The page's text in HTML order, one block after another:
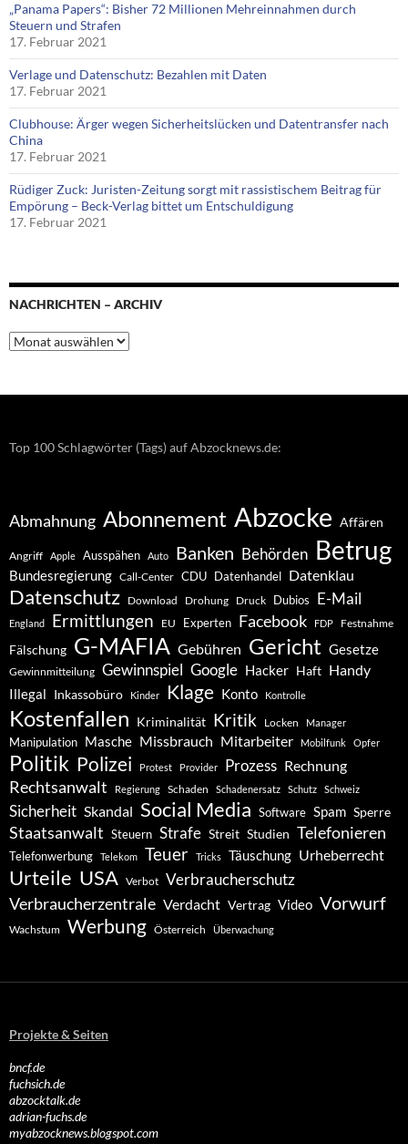
„Panama Papers“: Bisher 72 Millionen Mehreinnahmen durch
Steuern und Strafen
17. Februar 2021
Verlage und Datenschutz: Bezahlen mit Daten
17. Februar 2021
Clubhouse: Ärger wegen Sicherheitslücken und Datentransfer nach
China
17. Februar 2021
Rüdiger Zuck: Juristen-Zeitung sorgt mit rassistischem Beitrag für
Empörung – Beck-Verlag bittet um Entschuldigung
17. Februar 2021
NACHRICHTEN – ARCHIV
Nachrichten
–
Top 100 Schlagwörter (Tags) auf Abzocknews.de:
Abmahnung Abonnement Abzocke Affären
Angriff Apple Ausspähen Auto Banken Behörden Betrug
Bundesregierung Call-Center CDU Datenhandel Datenklau
Datenschutz Download Drohung Druck Dubios E-Mail
England Ermittlungen EU Experten Facebook FDP Festnahme
Fälschung G-MAFIA Gebühren Gericht Gesetze
Gewinnmitteilung Gewinnspiel Google Hacker Haft Handy
Illegal Inkassobüro Kinder Klage Konto Kontrolle
Kostenfallen Kriminalität Kritik Locken Manager
Manipulation Masche Missbrauch Mitarbeiter Mobilfunk Opfer
Politik Polizei Protest Provider Prozess Rechnung
Rechtsanwalt Regierung Schaden Schadenersatz Schutz Schweiz
Sicherheit Skandal Social Media Software Spam Sperre
Staatsanwalt Steuern Strafe Streit Studien Telefonieren
Telefonwerbung Telekom Teuer Tricks Täuschung Urheberrecht
Urteile USA Verbot Verbraucherschutz
Verbraucherzentrale Verdacht Vertrag Video Vorwurf
Wachstum Werbung Österreich Überwachung
Projekte & Seiten
bncf.de
fuchsich.de
abzocktalk.de
adrian-fuchs.de
myabzocknews.blogspot.com